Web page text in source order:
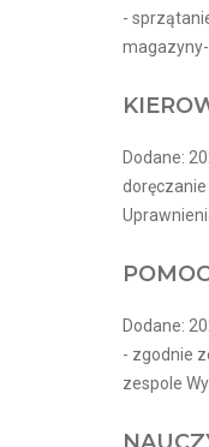
-
Dodane:
Dodane:
- zgodnie
zespole